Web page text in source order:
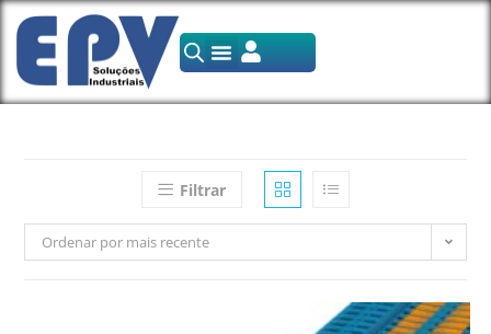
Filtrar
Ordenar por mais recente